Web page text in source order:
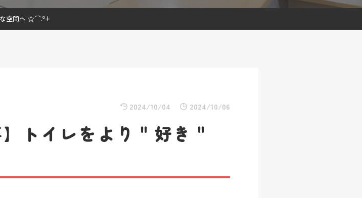
な空間へ ☆⌒.º+
2024/10/04 2024/10/06
トイレをより＂好き＂